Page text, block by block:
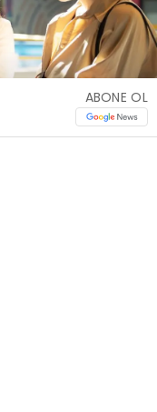
ABONE OL